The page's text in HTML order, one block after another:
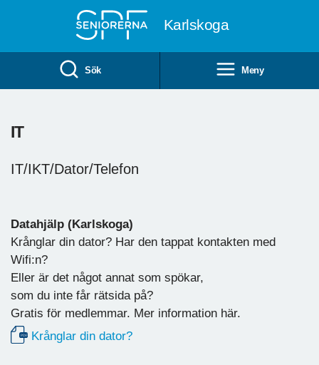
Karlskoga
Sök Meny
IT
IT/IKT/Dator/Telefon
Datahjälp (Karlskoga)
Krånglar din dator? Har den tappat kontakten med
Wifi:n?
Eller är det något annat som spökar,
som du inte får rätsida på?
Gratis för medlemmar. Mer information här.
Krånglar din dator?